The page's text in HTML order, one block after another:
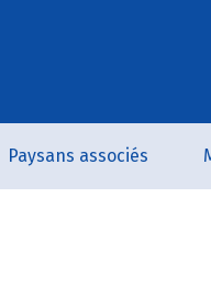
Paysans associés